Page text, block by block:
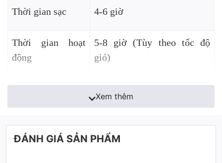
Thời gian sạc 4-6 giờ
Thời gian hoạt
động
5-8 giờ (Tùy theo tốc độ
gió)
Xem thêm
ĐÁNH GIÁ SẢN PHẨM